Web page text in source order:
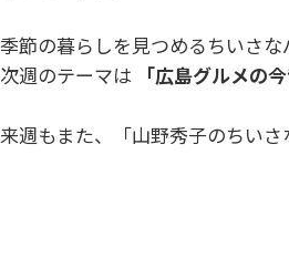
季節の暮らしを見つめるちいさ
次週のテーマは 「広島グルメの
来週もまた、「山野秀子のちい